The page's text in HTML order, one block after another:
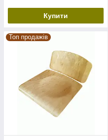
Купити
Топ продажів